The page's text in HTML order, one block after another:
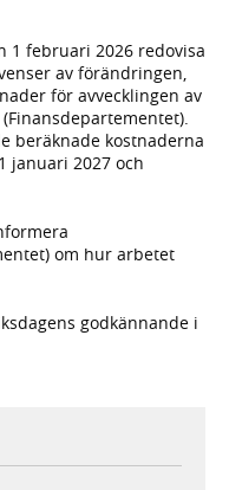
1 februari 2026 redovisa
av förändringen,
för avvecklingen av
beräknade kostnaderna
januari 2027 och
om hur arbetet
godkännande i